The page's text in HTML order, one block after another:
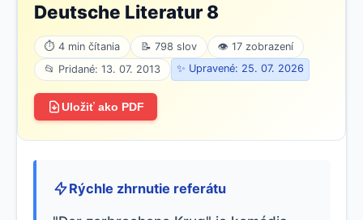
Deutsche Literatur 8
⏱ 4 min čítania 📝 798 slov
👁 17 zobrazení
📂 Pridané: 13. 07. 2013
✨ Upravené: 25. 07. 2026
Uložiť ako PDF
Rýchle zhrnutie referátu